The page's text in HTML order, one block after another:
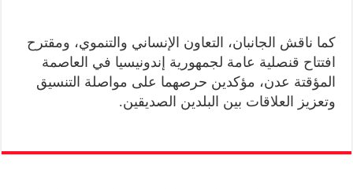
كما ناقش الجانبان، التعاون الإنساني والتنموي، ومقترح
افتتاح قنصلية عامة لجمهورية إندونيسيا في العاصمة
المؤقتة عدن، مؤكدين حرصهما على مواصلة التنسيق
وتعزيز العلاقات بين البلدين الصديقين.